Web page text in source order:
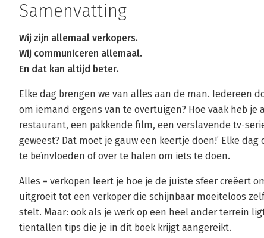
Samenvatting
Wij zijn allemaal verkopers.
Wij communiceren allemaal.
En dat kan altijd beter.
Elke dag brengen we van alles aan de man. Iedereen
om iemand ergens van te overtuigen? Hoe vaak heb je
restaurant, een pakkende film, een verslavende tv-
geweest? Dat moet je gauw een keertje doen!’ Elke
te beïnvloeden of over te halen om iets te doen.
Alles = verkopen leert je hoe je de juiste sfeer creëert
uitgroeit tot een verkoper die schijnbaar moeiteloos
stelt. Maar: ook als je werk op een heel ander terrein
tientallen tips die je in dit boek krijgt aangereikt.